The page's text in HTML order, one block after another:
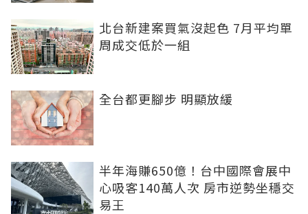
北台新建案買氣沒起色 7月平均單
周成交低於一組
全台都更腳步 明顯放緩
半年海賺650億！台中國際會展中
心吸客140萬人次 房市逆勢坐穩交
易王